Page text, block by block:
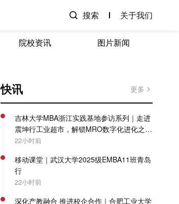
搜索 关于我们
院校资讯 图片新闻
快讯 更多
吉林大学MBA浙江实践基地参访系列｜走进
震坤行工业超市，解锁MRO数字化进化之
路！
22小时前
移动课堂｜武汉大学2025级EMBA11班青岛
行
22小时前
深化产教融合 推进校企合作｜合肥工业大学